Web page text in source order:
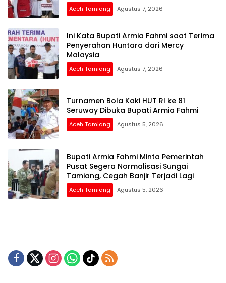
Aceh Tamiang Agustus 7, 2026
Ini Kata Bupati Armia Fahmi saat Terima
Penyerahan Huntara dari Mercy
Malaysia
Aceh Tamiang Agustus 7, 2026
Turnamen Bola Kaki HUT RI ke 81
Seruway Dibuka Bupati Armia Fahmi
Aceh Tamiang Agustus 5, 2026
Bupati Armia Fahmi Minta Pemerintah
Pusat Segera Normalisasi Sungai
Tamiang, Cegah Banjir Terjadi Lagi
Aceh Tamiang Agustus 5, 2026